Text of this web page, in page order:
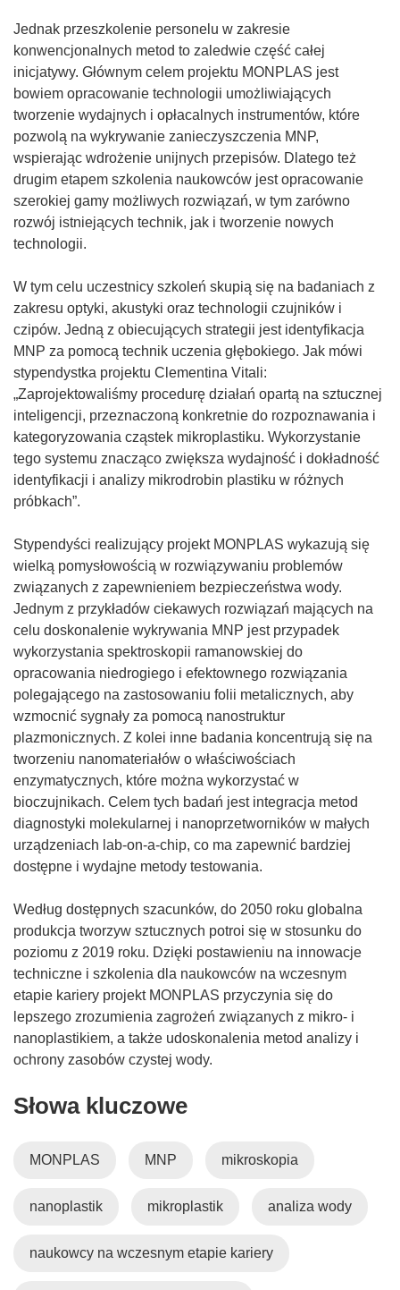
z
y
s
i
ę
w
n
o
w
o
k
n
i
)
Jednak przeszkolenie personelu w zakresie
konwencjonalnych metod to zaledwie część całej
inicjatywy. Głównym celem projektu MONPLAS jest
bowiem opracowanie technologii umożliwiających
tworzenie wydajnych i opłacalnych instrumentów, które
pozwolą na wykrywanie zanieczyszczenia MNP,
wspierając wdrożenie unijnych przepisów. Dlatego też
drugim etapem szkolenia naukowców jest opracowanie
szerokiej gamy możliwych rozwiązań, w tym zarówno
rozwój istniejących technik, jak i tworzenie nowych
technologii.
W tym celu uczestnicy szkoleń skupią się na badaniach z
zakresu optyki, akustyki oraz technologii czujników i
czipów. Jedną z obiecujących strategii jest identyfikacja
MNP za pomocą technik uczenia głębokiego. Jak mówi
stypendystka projektu Clementina Vitali:
„Zaprojektowaliśmy procedurę działań opartą na sztucznej
inteligencji, przeznaczoną konkretnie do rozpoznawania i
kategoryzowania cząstek mikroplastiku. Wykorzystanie
tego systemu znacząco zwiększa wydajność i dokładność
identyfikacji i analizy mikrodrobin plastiku w różnych
próbkach”.
Stypendyści realizujący projekt MONPLAS wykazują się
wielką pomysłowością w rozwiązywaniu problemów
związanych z zapewnieniem bezpieczeństwa wody.
Jednym z przykładów ciekawych rozwiązań mających na
celu doskonalenie wykrywania MNP jest przypadek
wykorzystania spektroskopii ramanowskiej do
opracowania niedrogiego i efektownego rozwiązania
polegającego na zastosowaniu folii metalicznych, aby
wzmocnić sygnały za pomocą nanostruktur
plazmonicznych. Z kolei inne badania koncentrują się na
tworzeniu nanomateriałów o właściwościach
enzymatycznych, które można wykorzystać w
bioczujnikach. Celem tych badań jest integracja metod
diagnostyki molekularnej i nanoprzetworników w małych
urządzeniach lab-on-a-chip, co ma zapewnić bardziej
dostępne i wydajne metody testowania.
Według dostępnych szacunków, do 2050 roku globalna
produkcja tworzyw sztucznych potroi się w stosunku do
poziomu z 2019 roku. Dzięki postawieniu na innowacje
techniczne i szkolenia dla naukowców na wczesnym
etapie kariery projekt MONPLAS przyczynia się do
lepszego zrozumienia zagrożeń związanych z mikro- i
nanoplastikiem, a także udoskonalenia metod analizy i
ochrony zasobów czystej wody.
Słowa kluczowe
MONPLAS MNP mikroskopia
nanoplastik mikroplastik analiza wody
naukowcy na wczesnym etapie kariery